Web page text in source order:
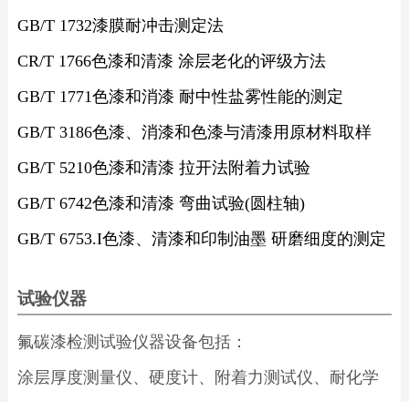
GB/T 1732漆膜耐冲击测定法
CR/T 1766色漆和清漆 涂层老化的评级方法
GB/T 1771色漆和消漆 耐中性盐雾性能的测定
GB/T 3186色漆、消漆和色漆与清漆用原材料取样
GB/T 5210色漆和清漆 拉开法附着力试验
GB/T 6742色漆和清漆 弯曲试验(圆柱轴)
GB/T 6753.I色漆、清漆和印制油墨 研磨细度的测定
试验仪器
氟碳漆检测试验仪器设备包括：
涂层厚度测量仪、硬度计、附着力测试仪、耐化学